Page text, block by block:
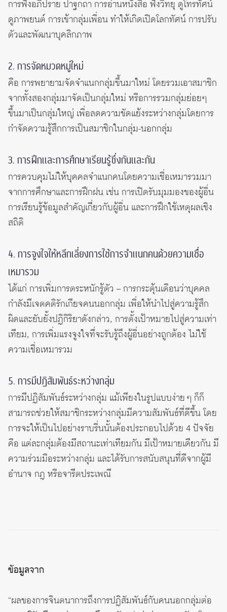
การฟังอภิปราย ปาฐกถา การอ่านหนังสือ ฟังวิทยุ ดูโทรทัศน์
ดูภาพยนต์ การเข้ากลุ่มเพื่อน ทำให้เกิดเปิดโลกทัศน์ การปรับ
ตัวและพัฒนาบุคลิกภาพ
2. การจัดหมวดหมู่ใหม่
คือ การพยายามจัดจำแนกกลุ่มขึ้นมาใหม่ โดยรวมเอาสมาชิก
จากทั้งสองกลุ่มมาจัดเป็นกลุ่มใหม่ หรือการรวมกลุ่มย่อยๆ
ขึ้นมาเป็นกลุ่มใหญ่ เพื่อลดความขัดแย้งระหว่างกลุ่มโดยการ
กำจัดความรู้สึกการเป็นสมาชิกในกลุ่ม-นอกกลุ่ม
3. การฝึกและการศึกษาเรียนรู้ซึ่งกันและกัน
การควบคุมไม่ให้บุคคลจำแนกคนโดยความเชื่อเหมารวมมา
จากการศึกษาและการฝึกฝน เช่น การเปิดรับมุมมองของผู้อื่น
การเรียนรู้ข้อมูลสำคัญเกี่ยวกับผู้อื่น และการฝึกใช้เหตุผลเชิง
สถิติ
4. การจูงใจให้หลีกเลี่ยงการใช้การจำแนกคนด้วยความเชื่อ
เหมารวม
ได้แก่ การเพิ่มการตระหนักรู้ตัว – การกระตุ้นเตือนว่าบุคคล
กำลังมีเจตคติรักเกียจคนนอกกลุ่ม เพื่อให้นำไปสู่ความรู้สึก
ผิดและยับยั้งปฏิกิริยาดังกล่าว, การตั้งเป้าหมายไปสู่ความเท่า
เทียม, การเพิ่มแรงจูงใจที่จะรับรู้ถึงผู้อื่นอย่างถูกต้อง ไม่ใช้
ความเชื่อเหมารวม
5. การมีปฏิสัมพันธ์ระหว่างกลุ่ม
การมีปฏิสัมพันธ์ระหว่างกลุ่ม แม้เพียงในรูปแบบง่าย ๆ ก็ก็
สามารถช่วยให้สมาชิกระหว่างกลุ่มมีความสัมพันธ์ที่ดีขึ้น โดย
การจะให้เป็นไปอย่างราบรื่นนั้นต้องประกอบไปด้วย 4 ปัจจัย
คือ แต่ละกลุ่มต้องมีสถานะเท่าเทียมกัน มีเป้าหมายเดียวกัน มี
ความร่วมมือระหว่างกลุ่ม และได้รับการสนับสนุนที่ดีจากผู้มี
อำนาจ กฎ หรือจารีตประเพณี
ข้อมูลจาก
“ผลของการจินตนาการถึงการปฏิสัมพันธ์กับคนนอกกลุ่มต่อ